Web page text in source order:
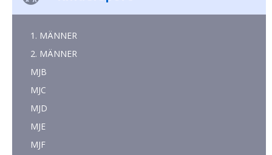
1. MÄNNER
2. MÄNNER
MJB
MJC
MJD
MJE
MJF